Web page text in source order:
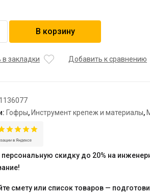
В корзину
закладки Добавить к сравнению
1136077
Гофры, Инструмент крепеж и материалы,
персональную скидку до 20% на
смету или список товаров —